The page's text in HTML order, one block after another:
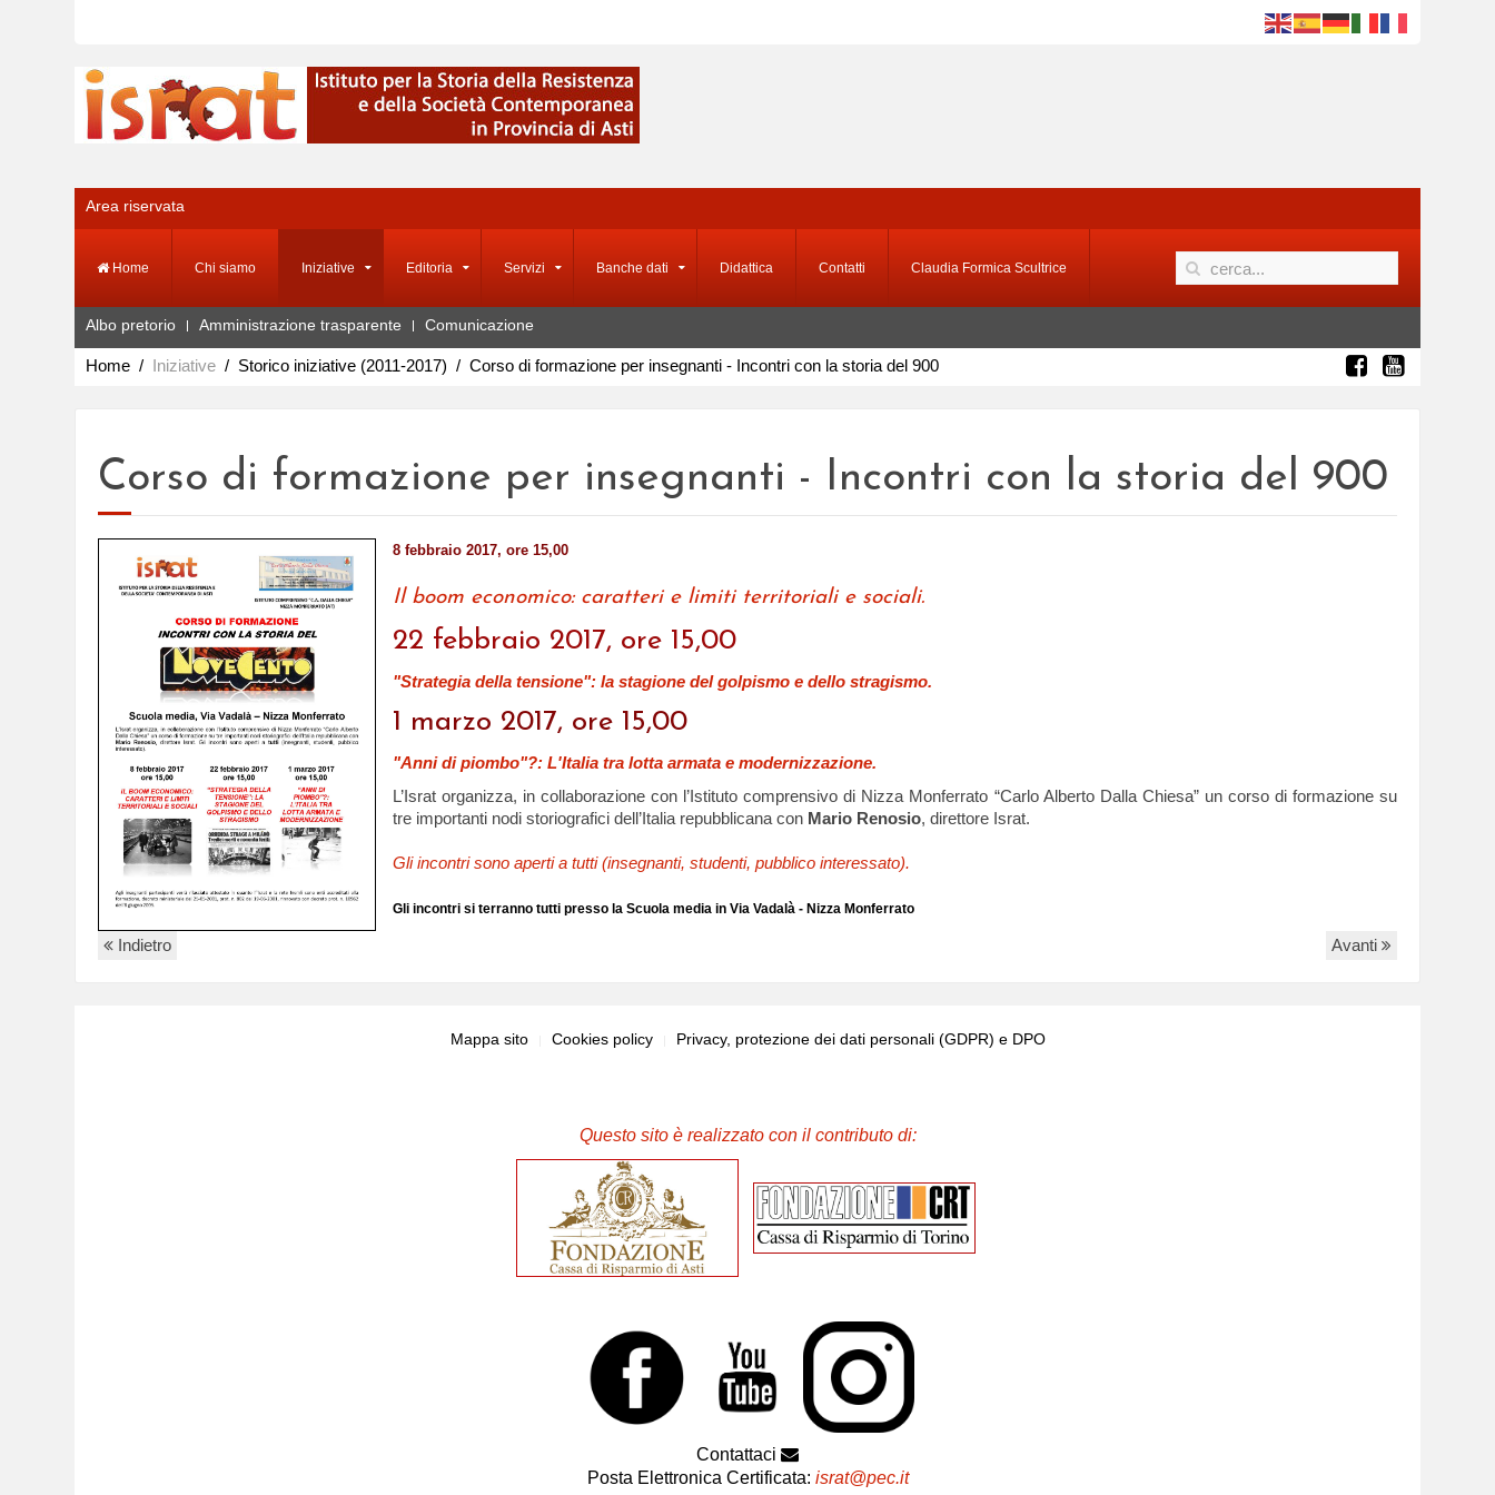
Area riservata
Home Chi siamo Iniziative Editoria Servizi Banche dati Didattica Contatti Claudia Formica Scultrice
Albo pretorio Amministrazione trasparente Comunicazione
Home Iniziative Storico iniziative (2011-2017) Corso di formazione per insegnanti - Incontri con la storia del 900
Corso di formazione per insegnanti - Incontri con la storia del 900
8 febbraio 2017, ore 15,00
Il boom economico: caratteri e limiti territoriali e sociali.
22 febbraio 2017, ore 15,00
"Strategia della tensione": la stagione del golpismo e dello stragismo.
1 marzo 2017, ore 15,00
"Anni di piombo"?: L'Italia tra lotta armata e modernizzazione.
L’Israt organizza, in collaborazione con l’Istituto comprensivo di Nizza Monferrato “Carlo Alberto Dalla Chiesa” un corso di formazione su
tre importanti nodi storiografici dell’Italia repubblicana con Mario Renosio, direttore Israt.
Gli incontri sono aperti a tutti (insegnanti, studenti, pubblico interessato).
Gli incontri si terranno tutti presso la Scuola media in Via Vadalà - Nizza Monferrato
Indietro Avanti
Mappa sito Cookies policy Privacy, protezione dei dati personali (GDPR) e DPO
Questo sito è realizzato con il contributo di:
Contattaci
Posta Elettronica Certificata: israt@pec.it